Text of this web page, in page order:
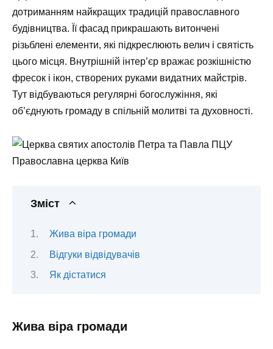
дотриманням найкращих традицій православного
будівництва. Її фасад прикрашають витончені
різьблені елементи, які підкреслюють велич і святість
цього місця. Внутрішній інтер’єр вражає розкішністю
фресок і ікон, створених руками видатних майстрів.
Тут відбуваються регулярні богослужіння, які
об’єднують громаду в спільній молитві та духовності.
Зміст
Жива віра громади
Відгуки відвідувачів
Як дістатися
Жива віра громади